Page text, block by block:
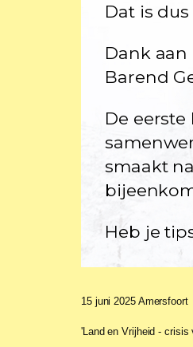
Dat is
Dank
Barend
De
smaakt
Heb je
15 juni 2025 Amersfoort
'Land en Vrijheid - crisis